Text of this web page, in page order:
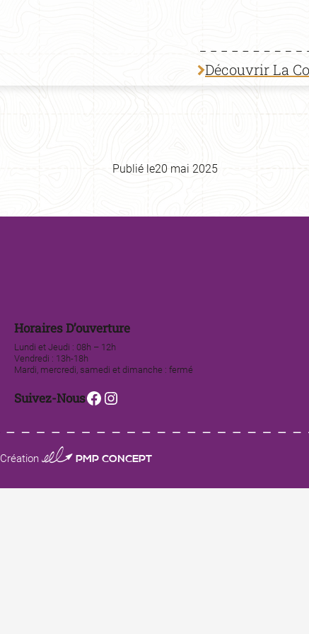
Découvrir La
Publié le20 mai 2025
Horaires D’ouverture
Lundi et Jeudi : 08h – 12h
Vendredi : 13h-18h
Mardi, mercredi, samedi et dimanche : fermé
Suivez-NousFacebook
Instagram
Création 0123 PMP CONCEPT